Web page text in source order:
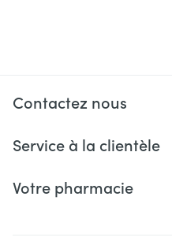
Contactez nous
Service à la clientèle
Votre pharmacie